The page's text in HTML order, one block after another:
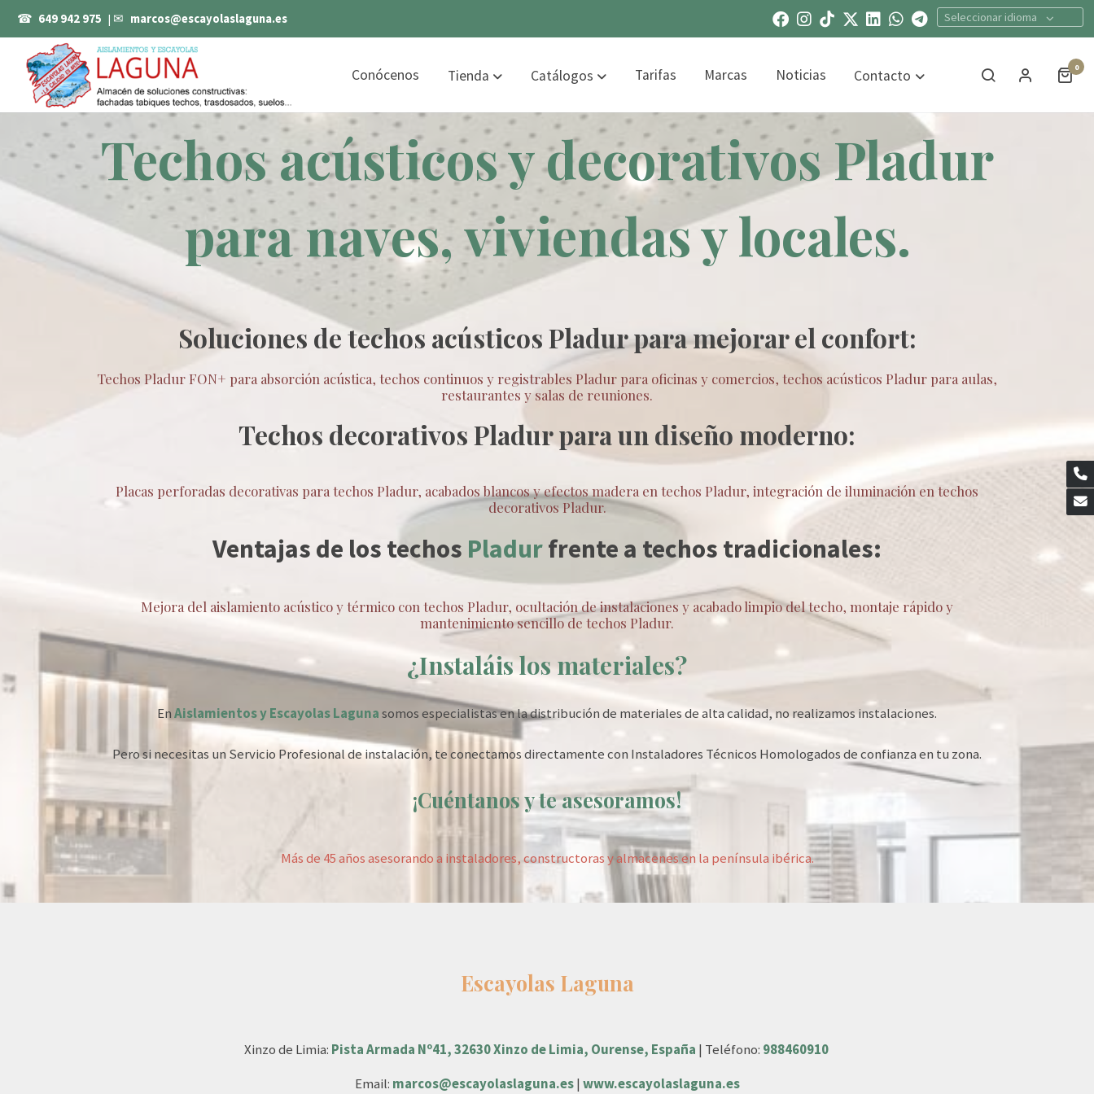
☎ 649 942 975 | ✉ marcos@escayolaslaguna.es Seleccionar idioma
Conócenos Tienda Catálogos Tarifas Marcas Noticias Contacto 0
Techos acústicos y decorativos Pladur
para naves, viviendas y locales.
Soluciones de techos acústicos Pladur para mejorar el confort:
Techos Pladur FON+ para absorción acústica, techos continuos y registrables Pladur para oficinas y comercios, techos acústicos Pladur para aulas,
restaurantes y salas de reuniones.
Techos decorativos Pladur para un diseño moderno:
Placas perforadas decorativas para techos Pladur, acabados blancos y efectos madera en techos Pladur, integración de iluminación en techos
decorativos Pladur.
Ventajas de los techos Pladurfrente a techos tradicionales:
Mejora del aislamiento acústico y térmico con techos Pladur, ocultación de instalaciones y acabado limpio del techo, montaje rápido y
mantenimiento sencillo de techos Pladur.
¿Instaláis los materiales?
EnAislamientos y Escayolas Lagunasomos especialistas en la distribución de materiales de alta calidad, no realizamos instalaciones.
Pero si necesitas un Servicio Profesional de instalación, te conectamos directamente con Instaladores Técnicos Homologados de confianza en tu zona.
¡Cuéntanos y te asesoramos!
Más de 45 años asesorando a instaladores, constructoras y almacenes en la península ibérica.
Escayolas Laguna
Xinzo de Limia: Pista Armada Nº41, 32630 Xinzo de Limia, Ourense, España | Teléfono: 988460910
Email: marcos@escayolaslaguna.es| www.escayolaslaguna.es